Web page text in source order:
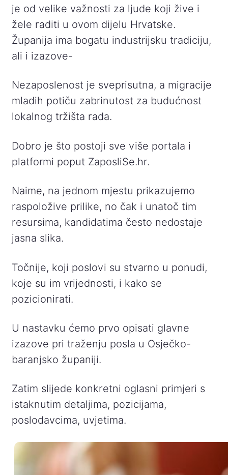
je od velike važnosti za ljude koji žive i
žele raditi u ovom dijelu Hrvatske.
Županija ima bogatu industrijsku tradiciju,
ali i izazove-
Nezaposlenost je sveprisutna, a migracije
mladih potiču zabrinutost za budućnost
lokalnog tržišta rada.
Dobro je što postoji sve više portala i
platformi poput ZaposliSe.hr.
Naime, na jednom mjestu prikazujemo
raspoložive prilike, no čak i unatoč tim
resursima, kandidatima često nedostaje
jasna slika.
Točnije, koji poslovi su stvarno u ponudi,
koje su im vrijednosti, i kako se
pozicionirati.
U nastavku ćemo prvo opisati glavne
izazove pri traženju posla u Osječko-
baranjsko županiji.
Zatim slijede konkretni oglasni primjeri s
istaknutim detaljima, pozicijama,
poslodavcima, uvjetima.